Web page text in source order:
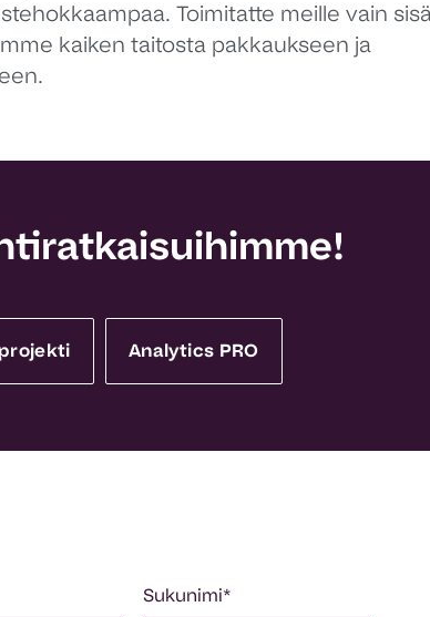
Toimitatte meille vain
kaiken taitosta pakkaukseen ja
Analytics PRO
Sukunimi*